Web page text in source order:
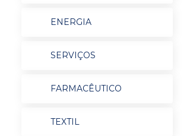
ENERGIA
SERVIÇOS
FARMACÊUTICO
TEXTIL